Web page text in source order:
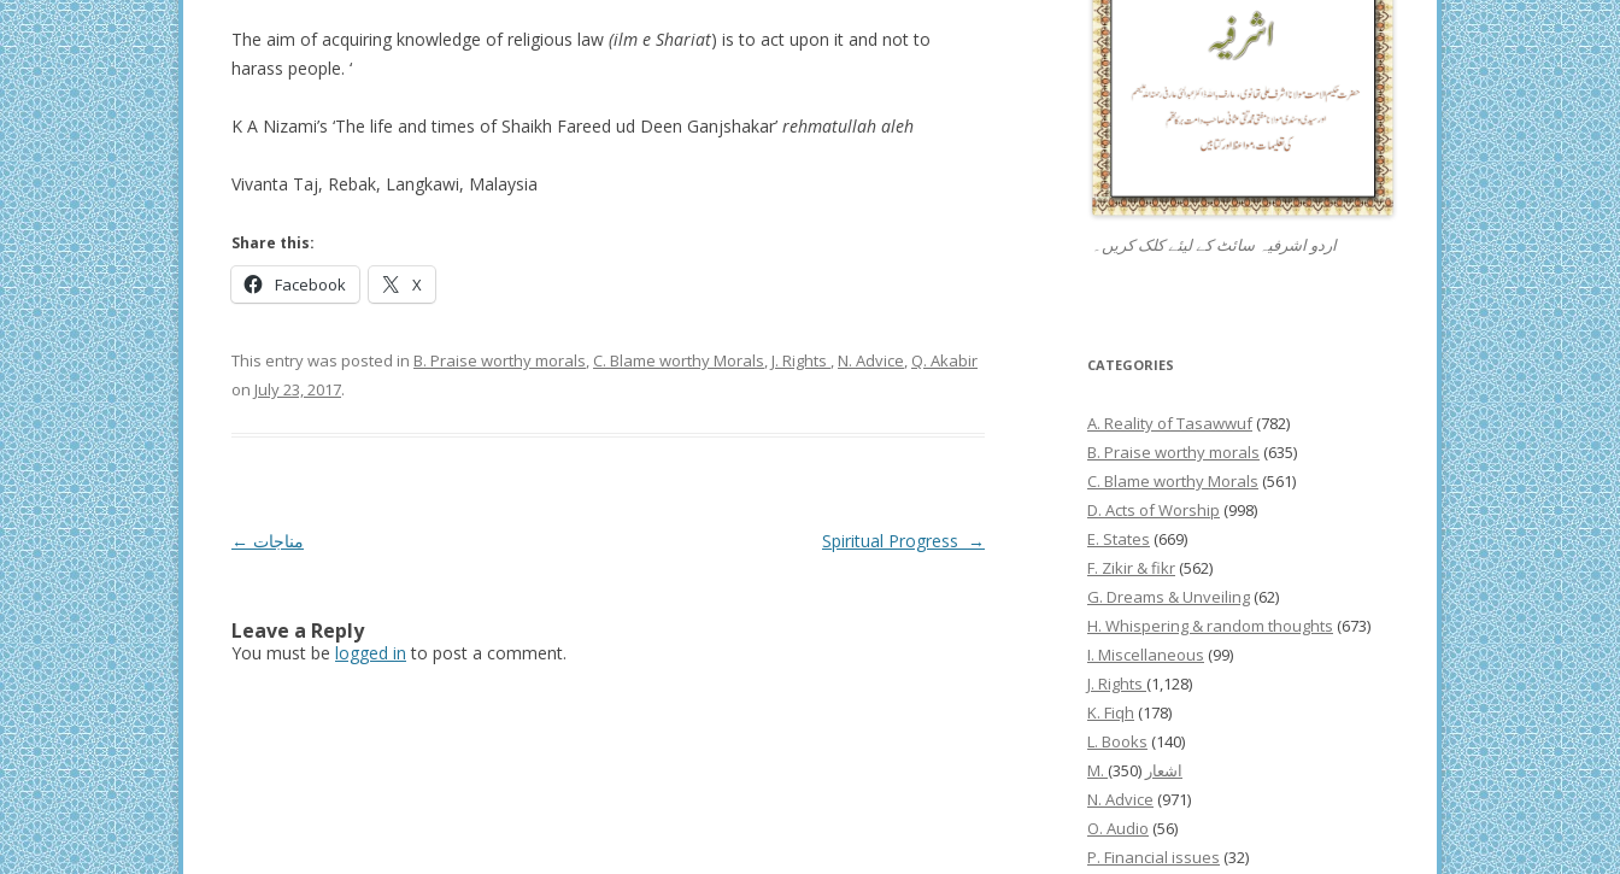
The aim of acquiring knowledge of religious law (ilm e Shariat) is to act upon it and not to
harass people. ‘
K A Nizami’s ‘The life and times of Shaikh Fareed ud Deen Ganjshakar’ rehmatullah aleh
Vivanta Taj, Rebak, Langkawi, Malaysia
Share this:
Facebook X
This entry was posted in B. Praise worthy morals C. Blame worthy Morals J. Rights N. Advice Q. Akabir
on July 23, 2017.
Post
← مناجات Spiritual Progress →
Leave a Reply
You must be logged in to post a comment.
اردو اشرفیہ سائٹ کے لیئے کلک کریں۔
CATEGORIES
A. Reality of Tasawwuf(782)
B. Praise worthy morals (635)
C. Blame worthy Morals (561)
D. Acts of Worship (998)
E. States (669)
F. Zikir & fikr (562)
G. Dreams & Unveiling (62)
H. Whispering & random thoughts (673)
I. Miscellaneous (99)
J. Rights (1,128)
K. Fiqh (178)
L. Books (140)
M. اشعار (350)
N. Advice (971)
O. Audio (56)
P. Financial issues (32)